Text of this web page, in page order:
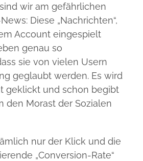
wir am gefährlichen
Diese „Nachrichten“,
Account eingespielt
genau so
sie von vielen Usern
geglaubt werden. Es wird
geklickt und schon begibt
den Morast der Sozialen
nur der Klick und die
„Conversion-Rate“